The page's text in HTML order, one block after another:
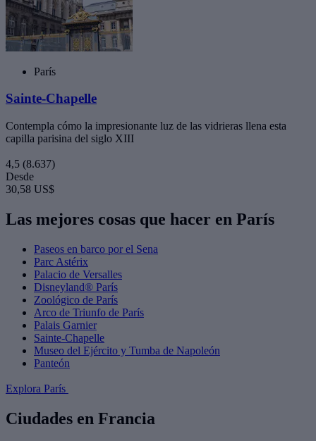
París
Sainte-Chapelle
Contempla cómo la impresionante luz de las vidrieras llena esta
capilla parisina del siglo XIII
4,5 (8.637)
Desde
30,58 US$
Las mejores cosas que hacer en París
Paseos en barco por el Sena
Parc Astérix
Palacio de Versalles
Disneyland® París
Zoológico de París
Arco de Triunfo de París
Palais Garnier
Sainte-Chapelle
Museo del Ejército y Tumba de Napoleón
Panteón
Explora París
Ciudades en Francia